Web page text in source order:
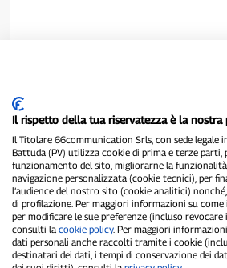
P300.it è una Testata
Registrazione numero 1/2021 del 1/2/
Proprietario ed editore:
02798890188
Direttore Responsabile:Alessandro Secchi-
Benedusi
Il rispetto della tua riservatezza è la nostra
Il Titolare 66communication Srls, con sede legale
Battuda (PV) utilizza cookie di prima e terze
funzionamento del sito, migliorarne la funzionalità
navigazione personalizzata (cookie tecnici), per
l’audience del nostro sito (cookie analitici)
di profilazione. Per maggiori informazioni su
per modificare le sue preferenze (incluso revocare
consulti la cookie policy. Per maggiori
dati personali anche raccolti tramite i cookie
destinatari dei dati, i tempi di conservazione dei